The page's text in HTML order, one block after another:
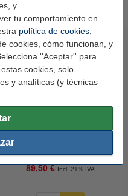
y
tu comportamiento en
política de cookies
cookies, cómo funcionan, y
''Aceptar'' para
cookies, solo
y analíticas (y técnicas
89,50 € Incl. 21% IVA